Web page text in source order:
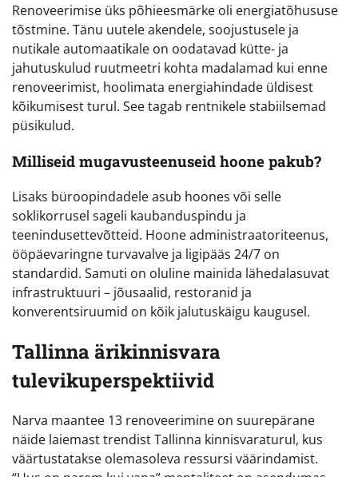
Renoveerimise üks põhieesmärke oli energiatõhususe
tõstmine. Tänu uutele akendele, soojustusele ja
nutikale automaatikale on oodatavad kütte- ja
jahutuskulud ruutmeetri kohta madalamad kui enne
renoveerimist, hoolimata energiahindade üldisest
kõikumisest turul. See tagab rentnikele stabiilsemad
püsikulud.
Milliseid mugavusteenuseid hoone pakub?
Lisaks büroopindadele asub hoones või selle
soklikorrusel sageli kaubanduspindu ja
teenindusettevõtteid. Hoone administraatoriteenus,
ööpäevaringne turvavalve ja ligipääs 24/7 on
standardid. Samuti on oluline mainida lähedalasuvat
infrastruktuuri – jõusaalid, restoranid ja
konverentsiruumid on kõik jalutuskäigu kaugusel.
Tallinna ärikinnisvara
tulevikuperspektiivid
Narva maantee 13 renoveerimine on suurepärane
näide laiemast trendist Tallinna kinnisvaraturul, kus
väärtustatakse olemasoleva ressursi väärindamist.